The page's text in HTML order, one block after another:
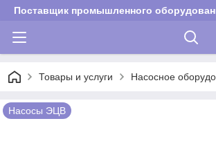
Поставщик промышленного
Товары и услуги Насосное
Насосы ЭЦВ